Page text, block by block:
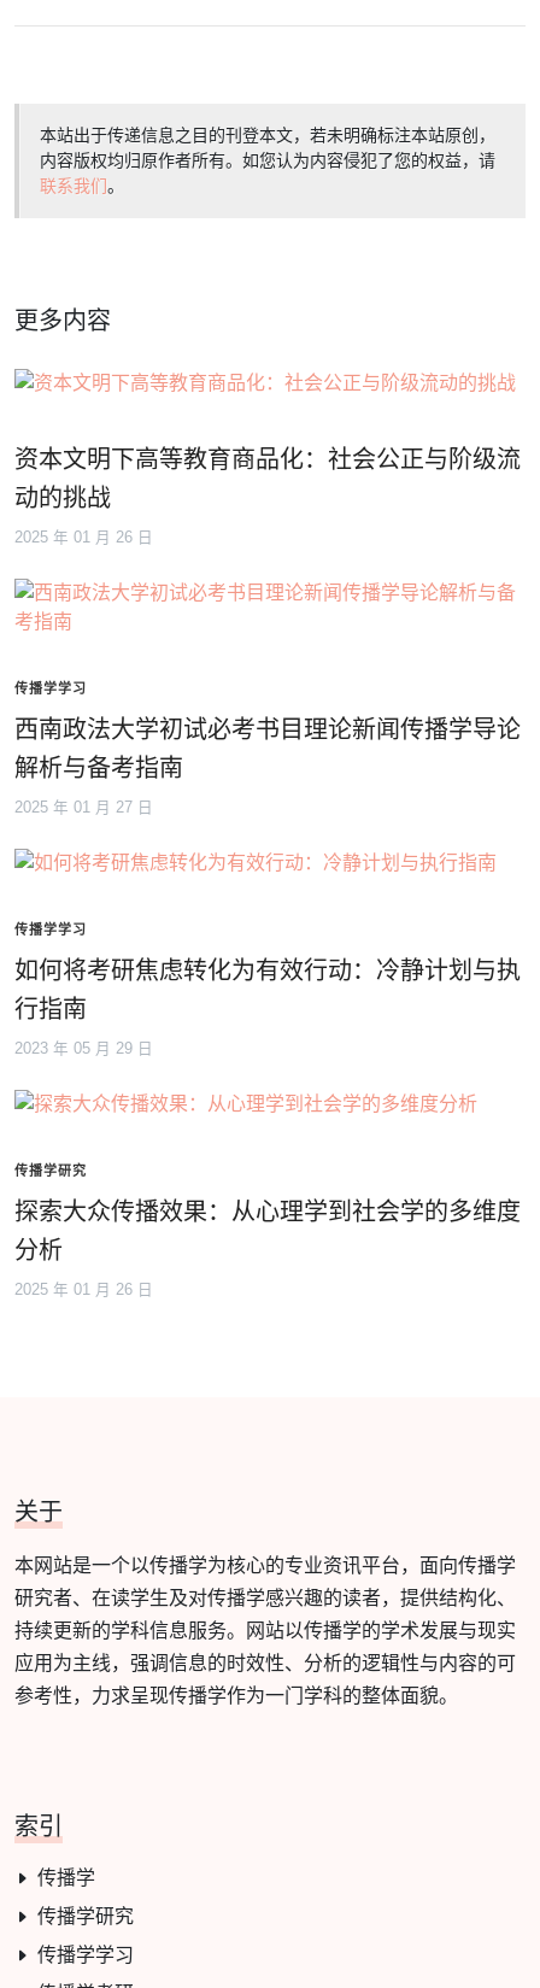
本站出于传递信息之目的刊登本文，若未明确标注本站原创，
内容版权均归原作者所有。如您认为内容侵犯了您的权益，请
联系我们。
更多内容
资本文明下高等教育商品化：社会公正与阶级流
动的挑战
2025 年 01 月 26 日
传播学学习
西南政法大学初试必考书目理论新闻传播学导论
解析与备考指南
2025 年 01 月 27 日
传播学学习
如何将考研焦虑转化为有效行动：冷静计划与执
行指南
2023 年 05 月 29 日
传播学研究
探索大众传播效果：从心理学到社会学的多维度
分析
2025 年 01 月 26 日
关于
本网站是一个以传播学为核心的专业资讯平台，面向传播学
研究者、在读学生及对传播学感兴趣的读者，提供结构化、
持续更新的学科信息服务。网站以传播学的学术发展与现实
应用为主线，强调信息的时效性、分析的逻辑性与内容的可
参考性，力求呈现传播学作为一门学科的整体面貌。
索引
传播学
传播学研究
传播学学习